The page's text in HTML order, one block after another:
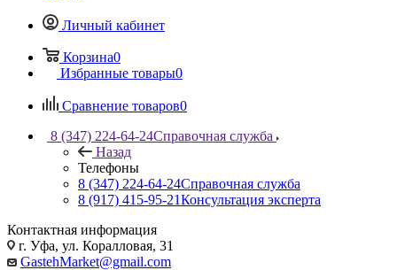
Личный кабинет
Корзина0
Избранные товары0
Сравнение товаров0
8 (347) 224-64-24Справочная служба
Назад
Телефоны
8 (347) 224-64-24Справочная служба
8 (917) 415-95-21Консультация эксперта
Контактная информация
г. Уфа, ул. Коралловая, 31
GastehMarket@gmail.com